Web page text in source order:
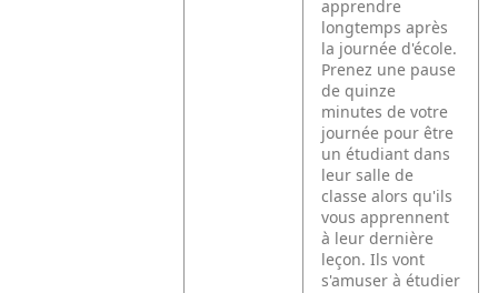
apprendre
longtemps après
la journée d'école.
Prenez une pause
de quinze
minutes de votre
journée pour être
un étudiant dans
leur salle de
classe alors qu'ils
vous apprennent
à leur dernière
leçon. Ils vont
s'amuser à étudier